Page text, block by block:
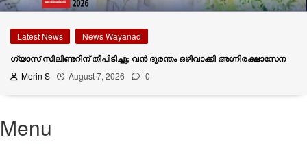
Latest News News Wayanad
ഗ്യാസ് സിലിണ്ടറിന് തീപിടിച്ചു; വൻ ദുരന്തം ഒഴിവാക്കി അഗ്നിരക്ഷാസേന
Merin S August 7, 2026 0
Menu